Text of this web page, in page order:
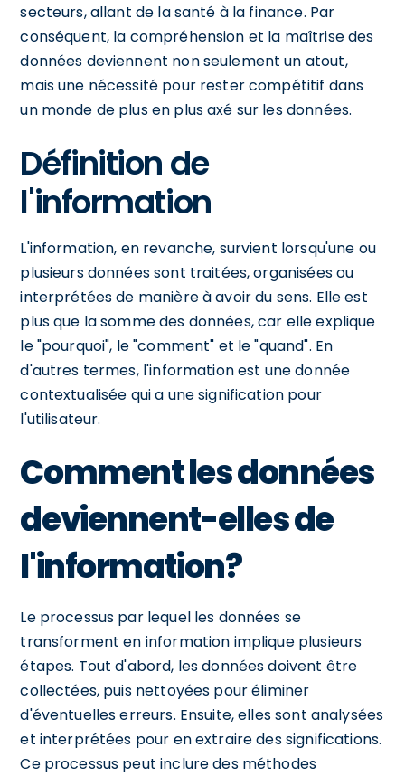
secteurs, allant de la santé à la finance. Par
conséquent, la compréhension et la maîtrise des
données deviennent non seulement un atout,
mais une nécessité pour rester compétitif dans
un monde de plus en plus axé sur les données.
Définition de
l'information
L'information, en revanche, survient lorsqu'une ou
plusieurs données sont traitées, organisées ou
interprétées de manière à avoir du sens. Elle est
plus que la somme des données, car elle explique
le "pourquoi", le "comment" et le "quand". En
d'autres termes, l'information est une donnée
contextualisée qui a une signification pour
l'utilisateur.
Comment les données
deviennent-elles de
l'information?
Le processus par lequel les données se
transforment en information implique plusieurs
étapes. Tout d'abord, les données doivent être
collectées, puis nettoyées pour éliminer
d'éventuelles erreurs. Ensuite, elles sont analysées
et interprétées pour en extraire des significations.
Ce processus peut inclure des méthodes